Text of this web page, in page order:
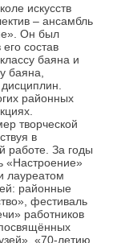
искусств
– ансамбль
Он был
состав
баяна и
баяна,
районных
творческой
в
работе. За годы
«Настроение»
лауреатом
районные
фестиваль
работников
«70-летию